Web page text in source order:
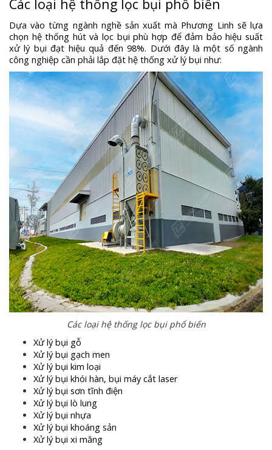
Các loại hệ thống lọc bụi phổ biến
Dựa vào từng ngành nghề sản xuất mà Phương Linh sẽ lựa
chọn hệ thống hút và lọc bụi phù hợp để đảm bảo hiệu suất
xử lý bụi đạt hiệu quả đến 98%. Dưới đây là một số ngành
công nghiệp cần phải lắp đặt hệ thống xử lý bụi như:
Các loại hệ thống lọc bụi phổ biến
Xử lý bụi gỗ
Xử lý bụi gạch men
Xử lý bụi kim loại
Xử lý bụi khói hàn, bụi máy cắt laser
Xử lý bụi sơn tĩnh điện
Xử lý bụi lò lung
Xử lý bụi nhựa
Xử lý bụi khoáng sản
Xử lý bụi xi măng